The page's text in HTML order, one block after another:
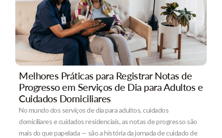
Melhores Práticas para Registrar Notas de
Progresso em Serviços de Dia para Adultos e
Cuidados Domiciliares
No mundo dos serviços de dia para adultos, cuidados
domiciliares e cuidados residenciais, as notas de progresso são
mais do que papelada — são a história da jornada de cuidado de